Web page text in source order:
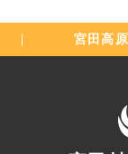
宮田高原